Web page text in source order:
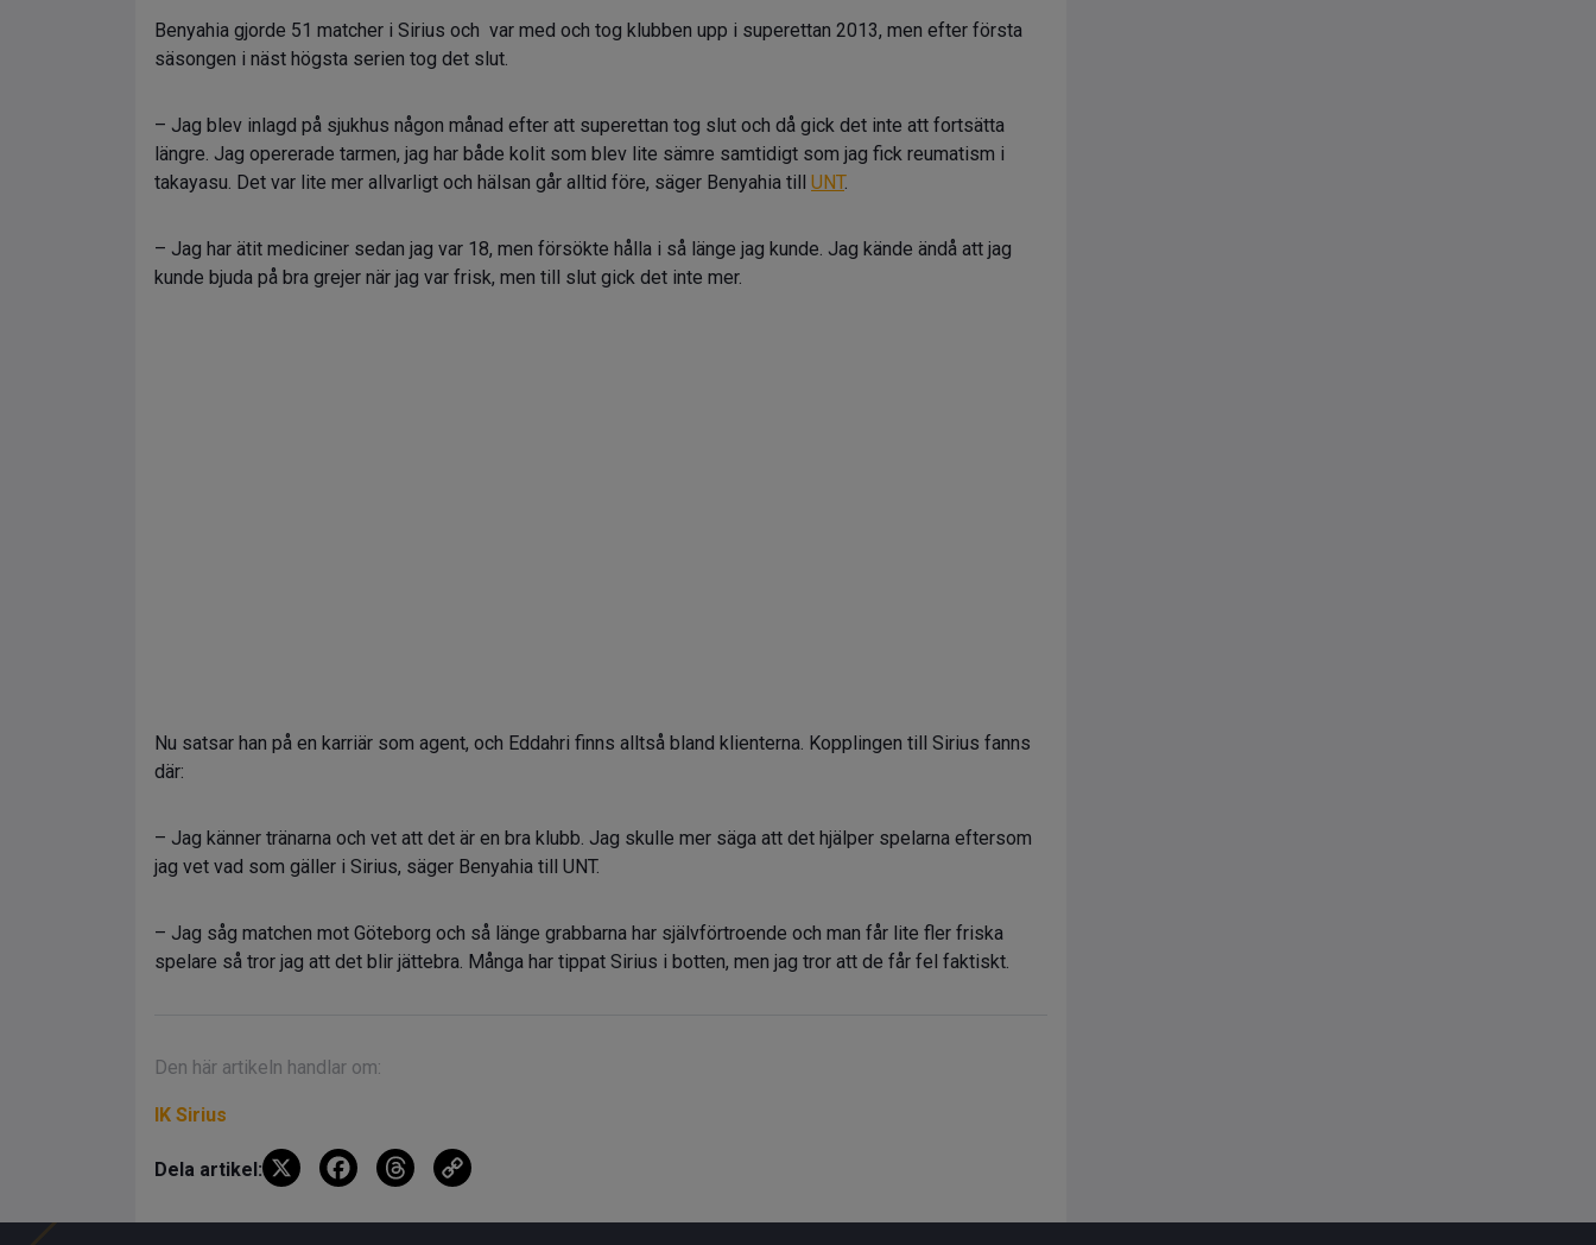
Benyahia gjorde 51 matcher i Sirius och var med och tog klubben upp i superettan 2013, men efter första
säsongen i näst högsta serien tog det slut.
– Jag blev inlagd på sjukhus någon månad efter att superettan tog slut och då gick det inte att fortsätta
längre. Jag opererade tarmen, jag har både kolit som blev lite sämre samtidigt som jag fick reumatism i
takayasu. Det var lite mer allvarligt och hälsan går alltid före, säger Benyahia till UNT.
– Jag har ätit mediciner sedan jag var 18, men försökte hålla i så länge jag kunde. Jag kände ändå att jag
kunde bjuda på bra grejer när jag var frisk, men till slut gick det inte mer.
Nu satsar han på en karriär som agent, och Eddahri finns alltså bland klienterna. Kopplingen till Sirius fanns
där:
– Jag känner tränarna och vet att det är en bra klubb. Jag skulle mer säga att det hjälper spelarna eftersom
jag vet vad som gäller i Sirius, säger Benyahia till UNT.
– Jag såg matchen mot Göteborg och så länge grabbarna har självförtroende och man får lite fler friska
spelare så tror jag att det blir jättebra. Många har tippat Sirius i botten, men jag tror att de får fel faktiskt.
Den här artikeln handlar om:
IK Sirius
Dela artikel: X
F
T